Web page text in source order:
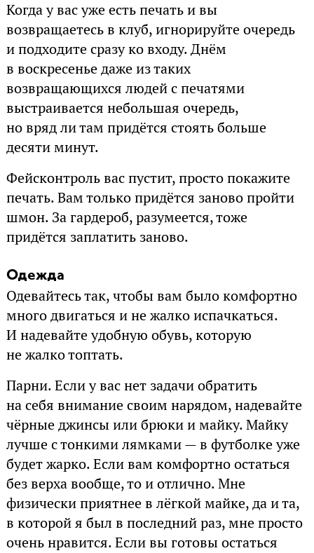
Когда у вас уже есть печать и вы
возвращаетесь в клуб, игнорируйте очередь
и подходите сразу ко входу. Днём
в воскресенье даже из таких
возвращающихся людей с печатями
выстраивается небольшая очередь,
но вряд ли там придётся стоять больше
десяти минут.
Фейсконтроль вас пустит, просто покажите
печать. Вам только придётся заново пройти
шмон. За гардероб, разумеется, тоже
придётся заплатить заново.
Одежда
Одевайтесь так, чтобы вам было комфортно
много двигаться и не жалко испачкаться.
И надевайте удобную обувь, которую
не жалко топтать.
Парни. Если у вас нет задачи обратить
на себя внимание своим нарядом, надевайте
чёрные джинсы или брюки и майку. Майку
лучше с тонкими лямками — в футболке уже
будет жарко. Если вам комфортно остаться
без верха вообще, то и отлично. Мне
физически приятнее в лёгкой майке, да и та,
в которой я был в последний раз, мне просто
очень нравится. Если вы готовы остаться